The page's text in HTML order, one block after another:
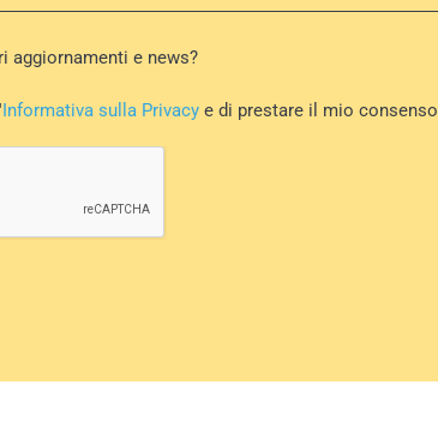
aggiornamenti e news?
Informativa sulla Privacy e di prestare il mio consenso